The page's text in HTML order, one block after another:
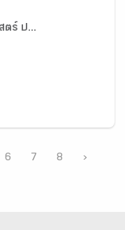
ตร์ ป...
6 7 8 ›